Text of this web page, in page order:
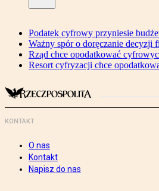
Podatek cyfrowy przyniesie
Ważny spór o doręczanie decyzji
Rząd chce opodatkować
Resort cyfryzacji chce
KONTAKT
O nas
Kontakt
Napisz do nas